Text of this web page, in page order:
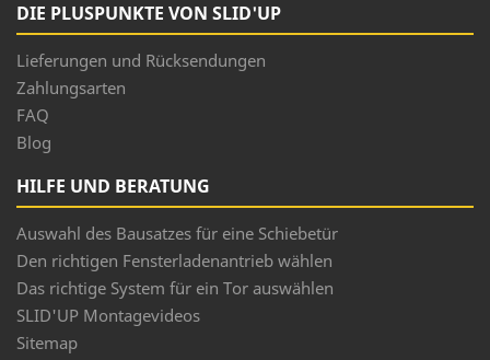
DIE PLUSPUNKTE VON SLID'UP
Lieferungen und Rücksendungen
Zahlungsarten
FAQ
Blog
HILFE UND BERATUNG
Auswahl des Bausatzes für eine Schiebetür
Den richtigen Fensterladenantrieb wählen
Das richtige System für ein Tor auswählen
SLID'UP Montagevideos
Sitemap